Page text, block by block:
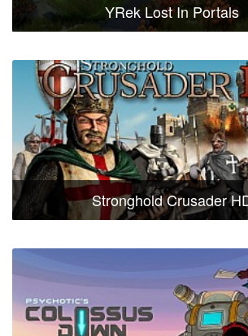
YRek Lost In Portals
Stronghold Crusader